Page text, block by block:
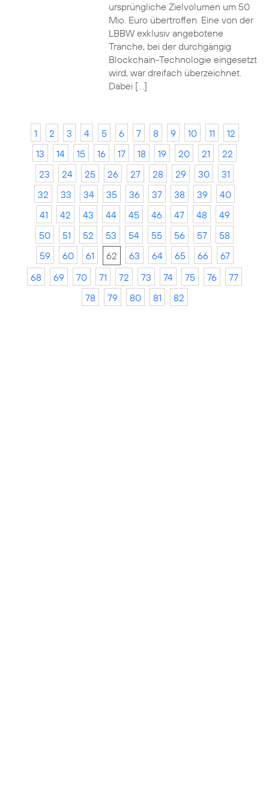
ursprüngliche Zielvolumen um 50
Mio. Euro übertroffen. Eine von der
LBBW exklusiv angebotene
Tranche, bei der durchgängig
Blockchain-Technologie eingesetzt
wird, war dreifach überzeichnet.
Dabei […]
1 2 3 4 5 6 7 8 9 10 11
12
13
14 15 16 17 18 19 20 21
22
23
24 25 26 27 28 29 30
31
32
33 34 35 36 37 38 39
40
41
42 43 44 45 46 47 48
49
50
51 52 53 54 55 56 57
58
59
60 61 62 63 64 65 66
67
68
69 70 71 72 73 74 75 76
77
78
79 80 81 82